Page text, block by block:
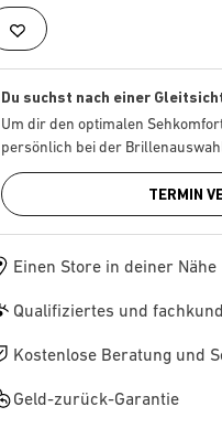
Du suchst nach einer
Um dir den optimalen
persönlich bei der
TERMIN
Einen Store in deiner Nähe
Qualifiziertes und
Kostenlose Beratung und
Geld-zurück-Garantie